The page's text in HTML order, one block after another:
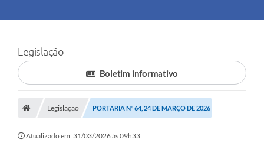
Legislação
Boletim informativo
Legislação PORTARIA Nº 64, 24 DE MARÇO DE 2026
Atualizado em: 31/03/2026 às 09h33